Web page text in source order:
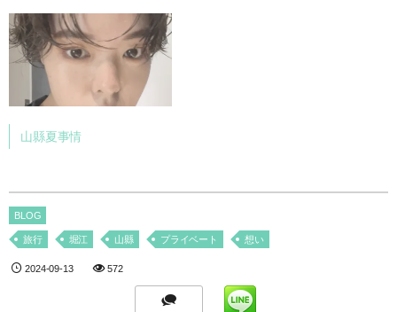
山縣夏事情
BLOG
旅行 堀江 山縣 プライベート 想い
2024-09-13 572